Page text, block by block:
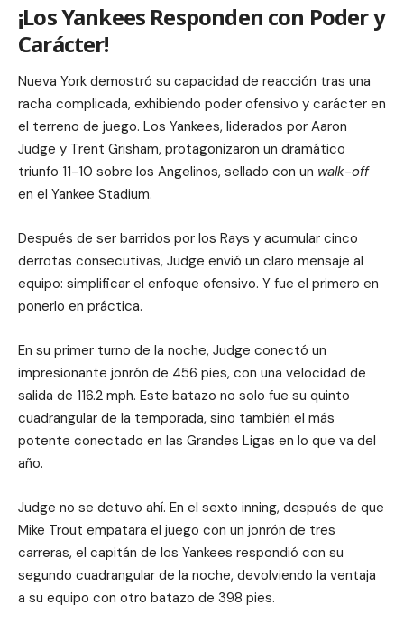
¡Los Yankees Responden con Poder y
Carácter!
Nueva York demostró su capacidad de reacción tras una
racha complicada, exhibiendo poder ofensivo y carácter en
el terreno de juego. Los Yankees, liderados por Aaron
Judge y Trent Grisham, protagonizaron un dramático
triunfo 11-10 sobre los Angelinos, sellado con un walk-off
en el Yankee Stadium.
Después de ser barridos por los Rays y acumular cinco
derrotas consecutivas, Judge envió un claro mensaje al
equipo: simplificar el enfoque ofensivo. Y fue el primero en
ponerlo en práctica.
En su primer turno de la noche, Judge conectó un
impresionante jonrón de 456 pies, con una velocidad de
salida de 116.2 mph. Este batazo no solo fue su quinto
cuadrangular de la temporada, sino también el más
potente conectado en las Grandes Ligas en lo que va del
año.
Judge no se detuvo ahí. En el sexto inning, después de que
Mike Trout empatara el juego con un jonrón de tres
carreras, el capitán de los Yankees respondió con su
segundo cuadrangular de la noche, devolviendo la ventaja
a su equipo con otro batazo de 398 pies.